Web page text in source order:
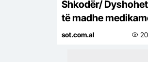
Shkodër/
të madhe
në spital 49-
sot.com.al